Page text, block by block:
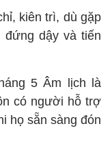
kiên trì, dù gặp
đứng dậy và tiến
5 Âm lịch là
có người hỗ trợ
họ sẵn sàng đón